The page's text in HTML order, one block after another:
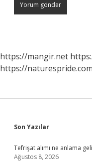
https://mangir.net
https://
Sidebar
Son Yazılar
Tefrişat alımı ne anlama
Ağustos 8, 2026